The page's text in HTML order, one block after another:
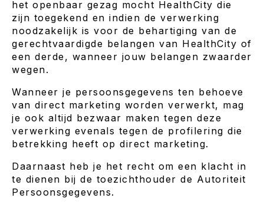
het openbaar gezag mocht HealthCity die
zijn toegekend en indien de verwerking
noodzakelijk is voor de behartiging van de
gerechtvaardigde belangen van HealthCity of
een derde, wanneer jouw belangen zwaarder
wegen.
Wanneer je persoonsgegevens ten behoeve
van direct marketing worden verwerkt, mag
je ook altijd bezwaar maken tegen deze
verwerking evenals tegen de profilering die
betrekking heeft op direct marketing.
Daarnaast heb je het recht om een klacht in
te dienen bij de toezichthouder de Autoriteit
Persoonsgegevens.